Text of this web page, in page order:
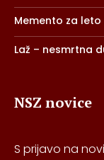
Memento za leto
Laž – nesmrtna
NSZ novice
S prijavo na